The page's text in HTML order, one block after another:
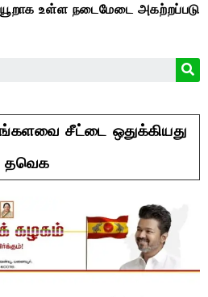
அகற்றப்படுமா?
சீட்டை ஒதுக்கியது
தவெக